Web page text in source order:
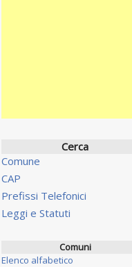
Cerca
Comune
CAP
Prefissi Telefonici
Leggi e Statuti
Comuni
Elenco alfabetico